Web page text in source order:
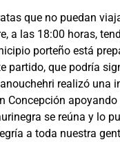
que no puedan
a las 18:00 horas,
porteño está
partido, que podría
realizó una
Concepción
se reúna y lo
a toda nuestra